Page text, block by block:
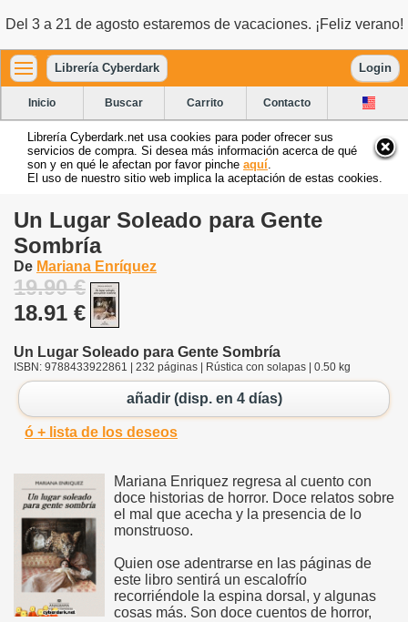
Del 3 a 21 de agosto estaremos de vacaciones. ¡Feliz verano!
Librería Cyberdark Login
Inicio Buscar Carrito Contacto
Librería Cyberdark.net usa cookies para poder ofrecer sus
servicios de compra. Si desea más información acerca de qué
son y en qué le afectan por favor pinche aquí
El uso de nuestro sitio web implica la aceptación de estas cookies.
Un Lugar Soleado para Gente
Sombría
De Mariana Enríquez
19.90 €
18.91 €
Un Lugar Soleado para Gente Sombría
ISBN: 9788433922861 | 232 páginas | Rústica con solapas | 0.50 kg
añadir (disp. en 4 días)
ó + lista de los deseos
Mariana Enriquez regresa al cuento con
doce historias de horror. Doce relatos sobre
el mal que acecha y la presencia de lo
monstruoso.
Quien ose adentrarse en las páginas de
este libro sentirá un escalofrío
recorriéndole la espina dorsal, y algunas
cosas más. Son doce cuentos de horror,